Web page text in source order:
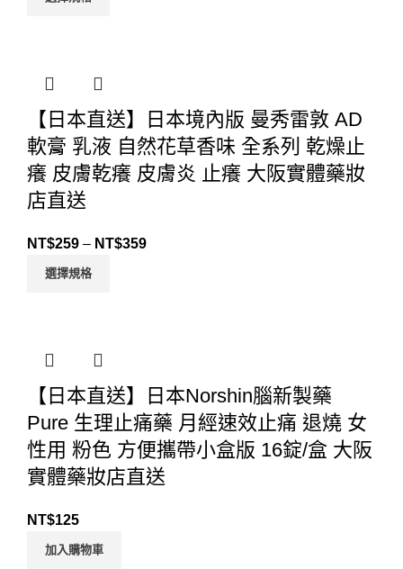
【日本直送】日本境內版 曼秀雷敦 AD
軟膏 乳液 自然花草香味 全系列 乾燥止
癢 皮膚乾癢 皮膚炎 止癢 大阪實體藥妝
店直送
NT$259 – NT$359
選擇規格
【日本直送】日本Norshin腦新製藥
Pure 生理止痛藥 月經速效止痛 退燒 女
性用 粉色 方便攜帶小盒版 16錠/盒 大阪
實體藥妝店直送
NT$125
加入購物車